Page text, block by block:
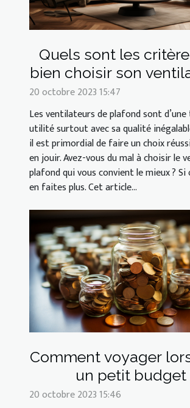
Quels sont les
bien choisir son
plafond ?
20 octobre 2023 15:47
Les ventilateurs de plafond sont
utilité surtout avec sa qualité
il est primordial de faire un choix
en jouir. Avez-vous du mal à choisir le
plafond qui vous convient le mieux ? Si
en faites plus. Cet article...
Comment voyager
un petit budget
20 octobre 2023 15:46